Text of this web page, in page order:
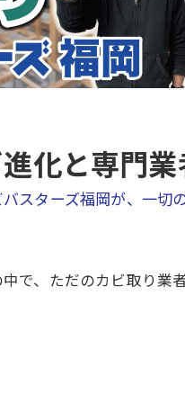
化と専門
スターズ福岡が、一切
で、ただのカビ取り業